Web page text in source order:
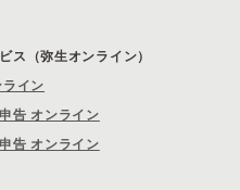
ス（弥生オンライン）
イン
告 オンライン
告 オンライン